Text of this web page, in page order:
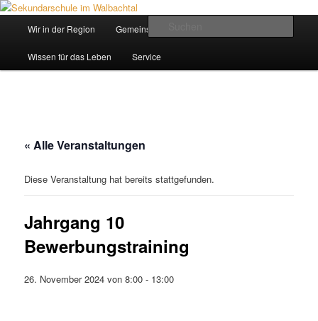
Zum
wechseln
Sekundarschule im Walbachtal
Wir in der Region Gemeinsam ein Weg
Wissen für das Leben Service
« Alle Veranstaltungen
Diese Veranstaltung hat bereits stattgefunden.
Jahrgang 10
Bewerbungstraining
26. November 2024 von 8:00 - 13:00